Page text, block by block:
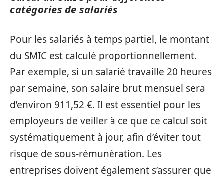
catégories de salariés
Pour les salariés à temps partiel, le montant
du SMIC est calculé proportionnellement.
Par exemple, si un salarié travaille 20 heures
par semaine, son salaire brut mensuel sera
d’environ 911,52 €. Il est essentiel pour les
employeurs de veiller à ce que ce calcul soit
systématiquement à jour, afin d’éviter tout
risque de sous-rémunération. Les
entreprises doivent également s’assurer que